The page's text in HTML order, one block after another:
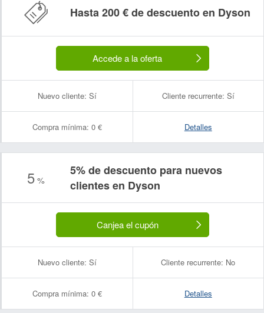
Hasta 200 € de descuento en Dyson
Accede a la oferta
Nuevo cliente: Sí Cliente recurrente: Sí
Compra mínima: 0 € Detalles
5%
5% de descuento para nuevos
clientes en Dyson
Canjea el cupón
Nuevo cliente: Sí Cliente recurrente: No
Compra mínima: 0 € Detalles